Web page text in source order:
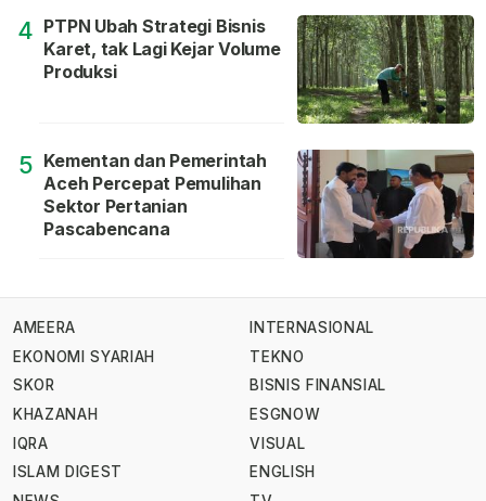
4 PTPN Ubah Strategi Bisnis
Karet, tak Lagi Kejar Volume
Produksi
5 Kementan dan Pemerintah
Aceh Percepat Pemulihan
Sektor Pertanian
Pascabencana
AMEERA
EKONOMI SYARIAH
SKOR
KHAZANAH
IQRA
ISLAM DIGEST
INTERNASIONAL
TEKNO
BISNIS FINANSIAL
ESGNOW
VISUAL
ENGLISH